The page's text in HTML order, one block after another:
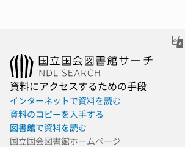
資料にアクセスするための手段
インターネットで資料を読む
資料のコピーを入手する
図書館で資料を読む
国立国会図書館ホームページ